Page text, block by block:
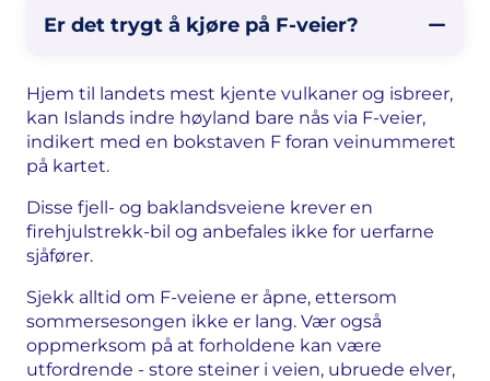
Er det trygt å kjøre på F-veier?
Hjem til landets mest kjente vulkaner og isbreer,
kan Islands indre høyland bare nås via F-veier,
indikert med en bokstaven F foran veinummeret
på kartet.
Disse fjell- og baklandsveiene krever en
firehjulstrekk-bil og anbefales ikke for uerfarne
sjåfører.
Sjekk alltid om F-veiene er åpne, ettersom
sommersesongen ikke er lang. Vær også
oppmerksom på at forholdene kan være
utfordrende - store steiner i veien, ubruede elver,